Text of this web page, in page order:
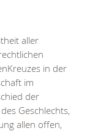
aller
in der
im
der
Geschlechts,
allen offen,